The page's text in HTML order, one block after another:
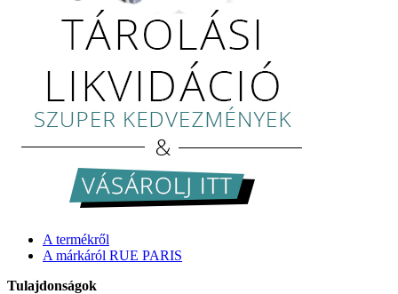
A termékről
A márkáról RUE PARIS
Tulajdonságok